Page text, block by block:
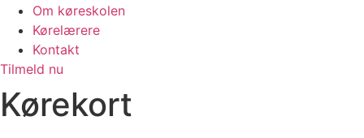
Om køreskolen
Kørelærere
Kontakt
Tilmeld nu
Kørekort